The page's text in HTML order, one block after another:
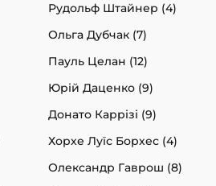
Рудольф Штайнер (4)
Ольга Дубчак (7)
Пауль Целан (12)
Юрій Даценко (9)
Донато Каррізі (9)
Хорхе Луїс Борхес (4)
Олександр Гаврош (8)